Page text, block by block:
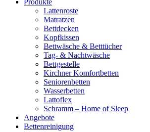
Produkte
Lattenroste
Matratzen
Bettdecken
Kopfkissen
Bettwäsche & Betttücher
Tag- & Nachtwäsche
Bettgestelle
Kirchner Komfortbetten
Seniorenbetten
Wasserbetten
Lattoflex
Schramm – Home of Sleep
Angebote
Bettenreinigung